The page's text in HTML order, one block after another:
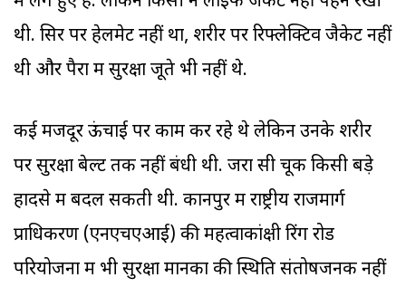
थी. सिर पर हेलमेट नहीं था, शरीर पर रिफ्लेक्टिव जैकेट नहीं
थी और पैरों में सुरक्षा जूते भी नहीं थे.
कई मजदूर ऊंचाई पर काम कर रहे थे लेकिन उनके शरीर
पर सुरक्षा बेल्ट तक नहीं बंधी थी. जरा सी चूक किसी बड़े
हादसे में बदल सकती थी. कानपुर में राष्ट्रीय राजमार्ग
प्राधिकरण (एनएचएआई) की महत्वाकांक्षी रिंग रोड
परियोजना में भी सुरक्षा मानकों की स्थिति संतोषजनक नहीं